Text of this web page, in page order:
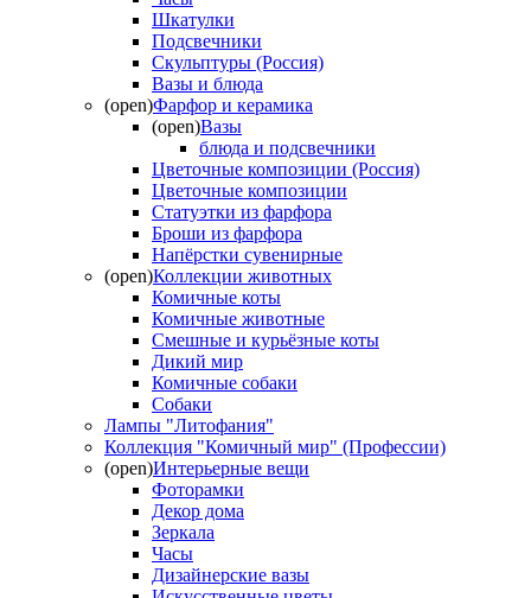
Шкатулки
Подсвечники
Скульптуры (Россия)
Вазы и блюда
(open)Фарфор и керамика
(open)Вазы
блюда и подсвечники
Цветочные композиции (Россия)
Цветочные композиции
Статуэтки из фарфора
Броши из фарфора
Напёрстки сувенирные
(open)Коллекции животных
Комичные коты
Комичные животные
Смешные и курьёзные коты
Дикий мир
Комичные собаки
Собаки
Лампы "Литофания"
Коллекция "Комичный мир" (Профессии)
(open)Интерьерные вещи
Фоторамки
Декор дома
Зеркала
Часы
Дизайнерские вазы